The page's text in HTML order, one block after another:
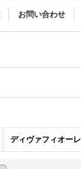
お問い合わせ
ディヴァフィオーレ